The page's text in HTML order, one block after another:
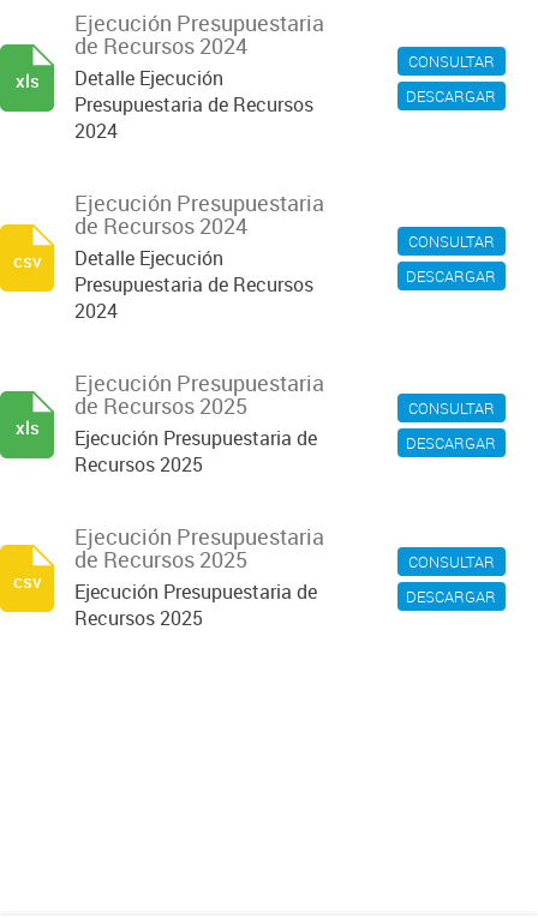
CONSULTAR
DESCARGAR
Ejecución Presupuestaria
de Recursos 2024
Detalle Ejecución
Presupuestaria de Recursos
2024
xls
CONSULTAR
DESCARGAR
Ejecución Presupuestaria
de Recursos 2024
Detalle Ejecución
Presupuestaria de Recursos
2024
csv
CONSULTAR
DESCARGAR
Ejecución Presupuestaria
de Recursos 2025
Ejecución Presupuestaria de
Recursos 2025
xls
CONSULTAR
DESCARGAR
Ejecución Presupuestaria
de Recursos 2025
Ejecución Presupuestaria de
Recursos 2025
csv